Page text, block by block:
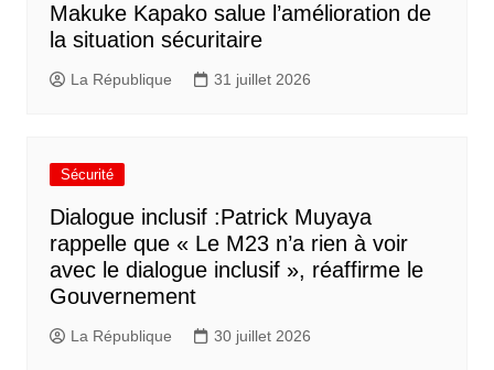
Makuke Kapako salue l’amélioration de
la situation sécuritaire
La République 31 juillet 2026
Sécurité
Dialogue inclusif :Patrick Muyaya
rappelle que « Le M23 n’a rien à voir
avec le dialogue inclusif », réaffirme le
Gouvernement
La République 30 juillet 2026